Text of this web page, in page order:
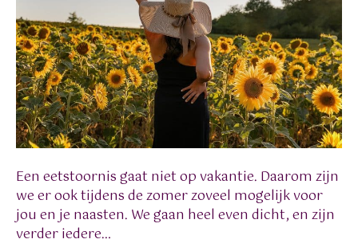
Een eetstoornis gaat niet op vakantie. Daarom zijn
we er ook tijdens de zomer zoveel mogelijk voor
jou en je naasten. We gaan heel even dicht, en zijn
verder iedere…